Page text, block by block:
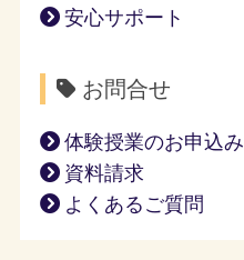
安心サポート
お問合せ
体験授業のお申込み
資料請求
よくあるご質問